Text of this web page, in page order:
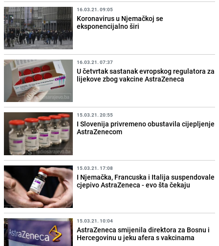
16.03.21. 09:05
Koronavirus u Njemačkoj se
eksponencijalno širi
16.03.21. 07:37
U četvrtak sastanak evropskog regulatora za
lijekove zbog vakcine AstraZeneca
15.03.21. 20:55
I Slovenija privremeno obustavila cijepljenje
AstraZenecom
15.03.21. 17:08
I Njemačka, Francuska i Italija suspendovale
cjepivo AstraZeneca - evo šta čekaju
15.03.21. 10:04
AstraZeneca smijenila direktora za Bosnu i
Hercegovinu u jeku afera s vakcinama